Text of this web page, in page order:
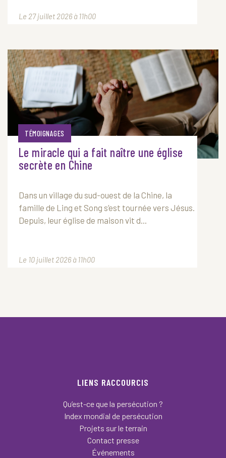
Le 27 juillet 2026 à 11h00
TÉMOIGNAGES
Le miracle qui a fait naître une église
secrète en Chine
Dans un village du sud-ouest de la Chine, la
famille de Ling et Song s’est tournée vers Jésus.
Depuis, leur église de maison vit d...
Le 10 juillet 2026 à 11h00
LIENS RACCOURCIS
Qu’est-ce que la persécution ?
Index mondial de persécution
Projets sur le terrain
Contact presse
Événements